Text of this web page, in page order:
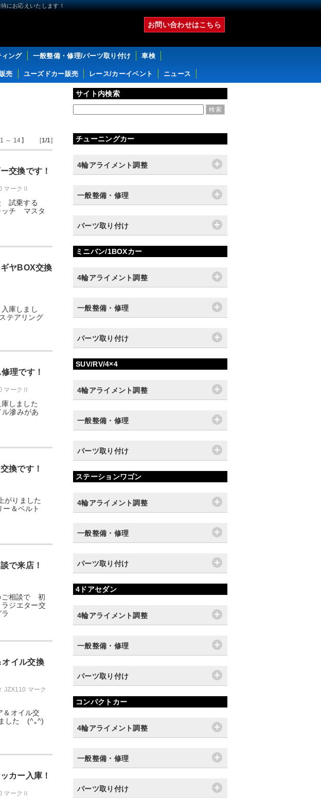
にお応えいたします！
お問い合わせはこちら
ィング 一般整備・修理/パーツ取り付け 車検
売 ユーズドカー販売 レース/カーイベント ニュース
～ 14】 [1/1]
換です！
マークⅡ
試乗する
ッチ マスタ
ヤBOX交換
庫しまし
テアリング
理です！
マークⅡ
しました
滲みがあ
です！
りました
ー＆ベルト
来店！
相談で 初
ジエター交
イル交換
JZX110 マーク
オイル交
した (^｡^)
ー入庫！
マークⅡ
サイト内検索
チューニングカー
4輪アライメント調整
一般整備・修理
パーツ取り付け
ミニバン/1BOXカー
4輪アライメント調整
一般整備・修理
パーツ取り付け
SUV/RV/4×4
4輪アライメント調整
一般整備・修理
パーツ取り付け
ステーションワゴン
4輪アライメント調整
一般整備・修理
パーツ取り付け
4ドアセダン
4輪アライメント調整
一般整備・修理
パーツ取り付け
コンパクトカー
4輪アライメント調整
一般整備・修理
パーツ取り付け